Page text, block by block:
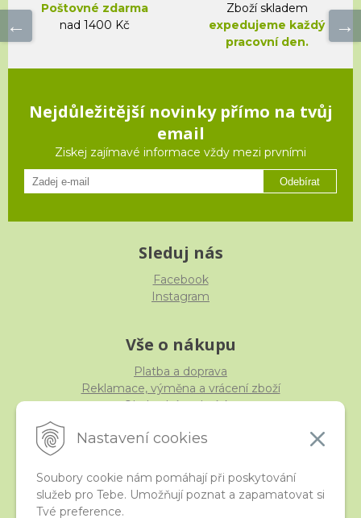
Nastavení cookies
Soubory cookie nám pomáhají při poskytování
služeb pro Tebe. Umožňují poznat a zapamatovat si
Tvé preference.
Poštovné zdarma
nad 1400 Kč
Zboží skladem
expedujeme každý
pracovní den.
Nejdůležitější novinky přímo na tvůj
email
Ziskej zajímavé informace vždy mezi prvními
Odebírat
Sleduj nás
Facebook
Instagram
Vše o nákupu
Platba a doprava
Reklamace, výměna a vrácení zboží
Obchodní podmínky
iStraka